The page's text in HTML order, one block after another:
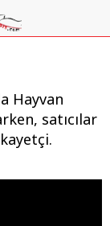
Hayvan
satıcılar